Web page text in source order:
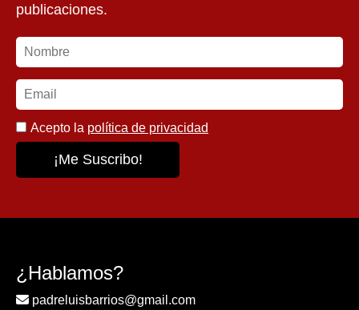
publicaciones.
Acepto la política de privacidad
¿Hablamos?
padreluisbarrios@gmail.com